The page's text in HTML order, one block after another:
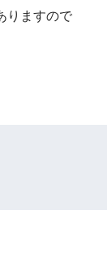
りますので